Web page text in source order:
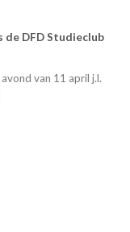
de DFD Studieclub
van 11 april j.l.